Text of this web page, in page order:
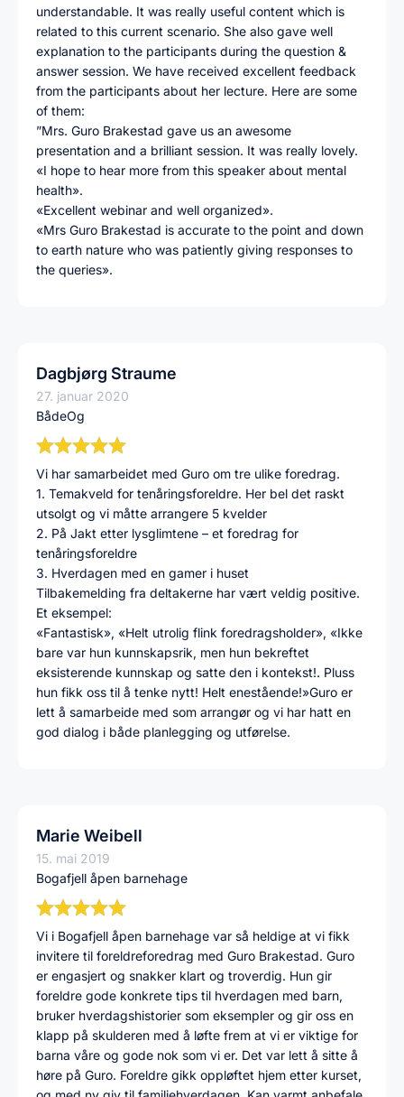
understandable. It was really useful content which is
related to this current scenario. She also gave well
explanation to the participants during the question &
answer session. We have received excellent feedback
from the participants about her lecture. Here are some
of them:
”Mrs. Guro Brakestad gave us an awesome
presentation and a brilliant session. It was really lovely.
«I hope to hear more from this speaker about mental
health».
«Excellent webinar and well organized».
«Mrs Guro Brakestad is accurate to the point and down
to earth nature who was patiently giving responses to
the queries».
Dagbjørg Straume
27. januar 2020
BådeOg
Vi har samarbeidet med Guro om tre ulike foredrag.
1. Temakveld for tenåringsforeldre. Her bel det raskt
utsolgt og vi måtte arrangere 5 kvelder
2. På Jakt etter lysglimtene – et foredrag for
tenåringsforeldre
3. Hverdagen med en gamer i huset
Tilbakemelding fra deltakerne har vært veldig positive.
Et eksempel:
«Fantastisk», «Helt utrolig flink foredragsholder», «Ikke
bare var hun kunnskapsrik, men hun bekreftet
eksisterende kunnskap og satte den i kontekst!. Pluss
hun fikk oss til å tenke nytt! Helt enestående!»Guro er
lett å samarbeide med som arrangør og vi har hatt en
god dialog i både planlegging og utførelse.
Marie Weibell
15. mai 2019
Bogafjell åpen barnehage
Vi i Bogafjell åpen barnehage var så heldige at vi fikk
invitere til foreldreforedrag med Guro Brakestad. Guro
er engasjert og snakker klart og troverdig. Hun gir
foreldre gode konkrete tips til hverdagen med barn,
bruker hverdagshistorier som eksempler og gir oss en
klapp på skulderen med å løfte frem at vi er viktige for
barna våre og gode nok som vi er. Det var lett å sitte å
høre på Guro. Foreldre gikk oppløftet hjem etter kurset,